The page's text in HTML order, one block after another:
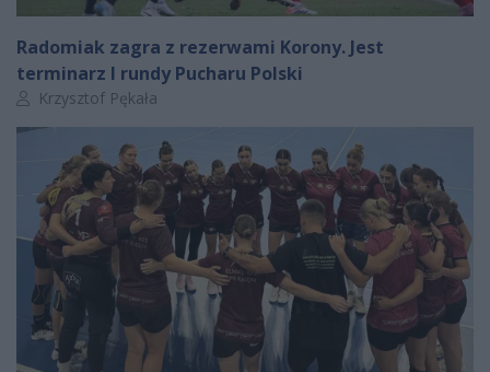
Radomiak zagra z rezerwami Korony. Jest
terminarz I rundy Pucharu Polski
Autor artykułu:
Krzysztof Pękała